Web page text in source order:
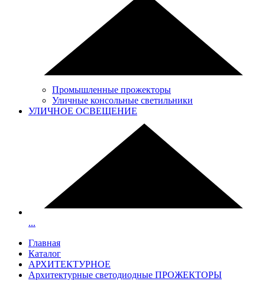
Промышленные прожекторы
Уличные консольные светильники
УЛИЧНОЕ ОСВЕЩЕНИЕ
...
Главная
Каталог
АРХИТЕКТУРНОЕ
Архитектурные светодиодные ПРОЖЕКТОРЫ